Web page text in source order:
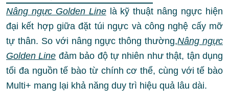
Nâng ngực Golden Linelà kỹ thuật nâng ngực hiện
đại kết hợp giữa đặt túi ngực và công nghệ cấy mỡ
tự thân. So với nâng ngực thông thường,Nâng ngực
Golden Line đảm bảo độ tự nhiên như thật, tận dụng
tối đa nguồn tế bào từ chính cơ thể, cùng với tế bào
Multi+ mang lại khả năng duy trì hiệu quả lâu dài.